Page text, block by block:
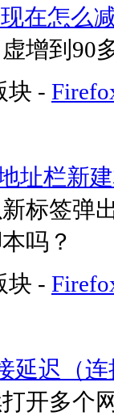
现在怎么
增到90
块 -
址栏新
标签弹
吗？
块 -
延迟（
开多个